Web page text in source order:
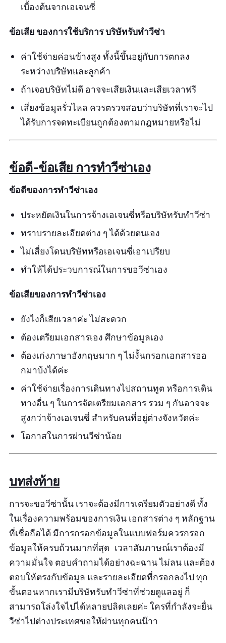
เบื้องต้นจากเอเจนซี่
ข้อเสีย ของการใช้บริการ บริษัทรับทำวีซ่า
ค่าใช้จ่ายค่อนข้างสูง ทั้งนี้ขึ้นอยู่กับการตกลง
ระหว่างบริษัทและลูกค้า
ถ้าเจอบริษัทไม่ดี อาจจะเสียเงินและเสียเวลาฟรี
เสี่ยงข้อมูลรั่วไหล ควรตรวจสอบว่าบริษัทที่เราจะไป
ได้รับการจดทะเบียนถูกต้องตามกฎหมายหรือไม่
ข้อดี-ข้อเสีย การทำวีซ่าเอง
ข้อดีของการทำวีซ่าเอง
ประหยัดเงินในการจ้างเอเจนซี่หรือบริษัทรับทำวีซ่า
ทราบรายละเอียดต่าง ๆ ได้ด้วยตนเอง
ไม่เสี่ยงโดนบริษัทหรือเอเจนซี่เอาเปรียบ
ทำให้ได้ประวบการณ์ในการขอวีซ่าเอง
ข้อเสียของการทำวีซ่าเอง
ยังไงก็เสียเวลาค่ะ ไม่สะดวก
ต้องเตรียมเอกสารเอง ศึกษาข้อมูลเอง
ต้องเก่งภาษาอังกฤษมาก ๆ ไม่งั้นกรอกเอกสารออ
กมาบ้งได้ค่ะ
ค่าใช้จ่ายเรื่องการเดินทางไปสถานทูต หรือการเดิน
ทางอื่น ๆ ในการจัดเตรียมเอกสาร รวม ๆ กันอาจจะ
สูงกว่าจ้างเอเจนซี่ สำหรับคนที่อยู่ต่างจังหวัดค่ะ
โอกาสในการผ่านวีซ่าน้อย
บทส่งท้าย
การจะขอวีซ่านั้น เราจะต้องมีการเตรียมตัวอย่างดี ทั้ง
ในเรื่องความพร้อมของการเงิน เอกสารต่าง ๆ หลักฐาน
ที่เชื่อถือได้ มีการกรอกข้อมูลในแบบฟอร์มควรกรอก
ข้อมูลให้ครบถ้วนมากที่สุด เวลาสัมภาษณ์เราต้องมี
ความมั่นใจ ตอบคำถามได้อย่างฉะฉาน ไม่ลน และต้อง
ตอบให้ตรงกับข้อมูล และรายละเอียดที่กรอกลงไป ทุก
ขั้นตอนหากเรามีบริษัทรับทำวีซ่าที่ช่วยดูแลอยู่ ก็
สามารถโล่งใจไปได้หลายปลิดเลยค่ะ ใครที่กำลังจะยื่น
วีซ่าไปต่างประเทศขอให้ผ่านทุกคนน๊าา